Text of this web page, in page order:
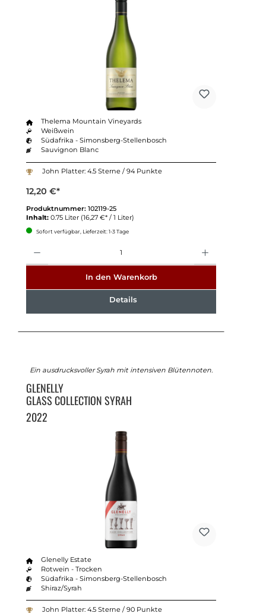
Thelema Mountain Vineyards
Weißwein
Südafrika - Simonsberg-Stellenbosch
Sauvignon Blanc
John Platter: 4.5 Sterne / 94 Punkte
12,20 €*
Produktnummer: 102119-25
Inhalt: 0.75 Liter (16,27 €* / 1 Liter)
Sofort verfügbar, Lieferzeit: 1-3 Tage
In den Warenkorb
Details
Ein ausdrucksvoller Syrah mit intensiven Blütennoten.
GLENELLY
GLASS COLLECTION SYRAH
2022
Glenelly Estate
Rotwein - Trocken
Südafrika - Simonsberg-Stellenbosch
Shiraz/Syrah
John Platter: 4.5 Sterne / 90 Punkte